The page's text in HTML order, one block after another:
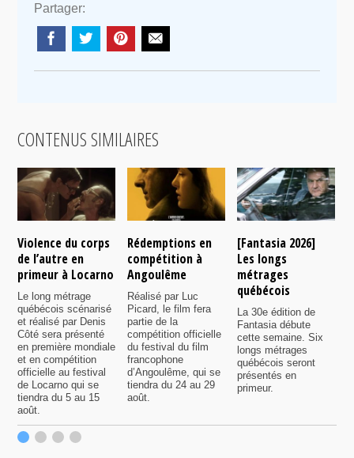
Partager:
CONTENUS SIMILAIRES
Violence du corps
de l’autre en
primeur à Locarno
Le long métrage
québécois scénarisé
et réalisé par Denis
Côté sera présenté
en première mondiale
et en compétition
officielle au festival
de Locarno qui se
tiendra du 5 au 15
août.
Rédemptions en
compétition à
Angoulême
Réalisé par Luc
Picard, le film fera
partie de la
compétition officielle
du festival du film
francophone
d’Angoulême, qui se
tiendra du 24 au 29
août.
[Fantasia 2026]
Les longs
métrages
québécois
La 30e édition de
Fantasia débute
cette semaine. Six
longs métrages
québécois seront
présentés en
primeur.